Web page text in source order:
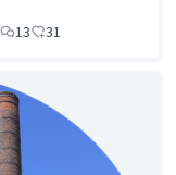
13 31